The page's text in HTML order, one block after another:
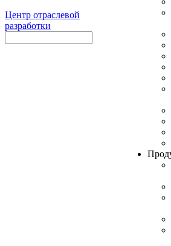
Центр отраслевой
разработки